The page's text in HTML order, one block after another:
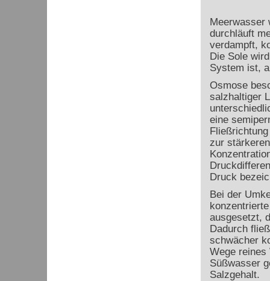
Meerwasser
durchläuft
verdampft,
Die Sole
System ist,
Osmose
salzhaltiger
eine
zur
Druck
Bei der
ausgesetzt,
Dadurch
schwächer
Wege reines
Süßwasser
Salzgehalt.